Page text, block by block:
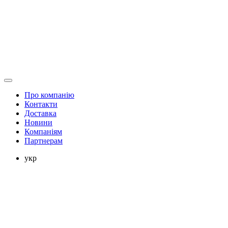
Про компанію
Контакти
Доставка
Новини
Компаніям
Партнерам
укр